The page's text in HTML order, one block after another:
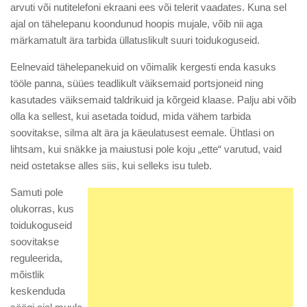
arvuti või nutitelefoni ekraani ees või telerit vaadates. Kuna sel
ajal on tähelepanu koondunud hoopis mujale, võib nii aga
märkamatult ära tarbida üllatuslikult suuri toidukoguseid.
Eelnevaid tähelepanekuid on võimalik kergesti enda kasuks
tööle panna, süües teadlikult väiksemaid portsjoneid ning
kasutades väiksemaid taldrikuid ja kõrgeid klaase. Palju abi võib
olla ka sellest, kui asetada toidud, mida vähem tarbida
soovitakse, silma alt ära ja käeulatusest eemale. Ühtlasi on
lihtsam, kui snäkke ja maiustusi pole koju „ette“ varutud, vaid
neid ostetakse alles siis, kui selleks isu tuleb.
Samuti pole
olukorras, kus
toidukoguseid
soovitakse
reguleerida,
mõistlik
keskenduda